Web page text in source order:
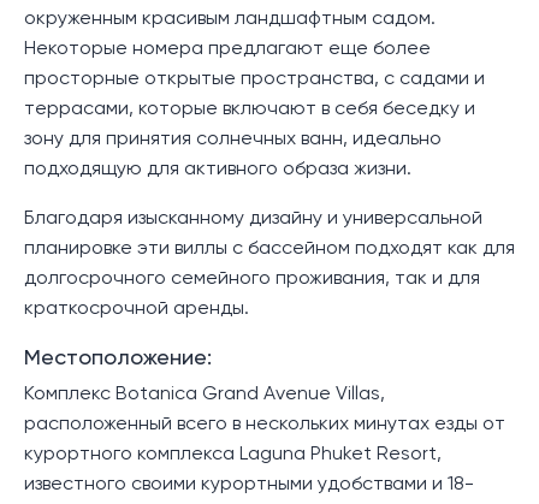
окруженным красивым ландшафтным садом.
Некоторые номера предлагают еще более
просторные открытые пространства, с садами и
террасами, которые включают в себя беседку и
зону для принятия солнечных ванн, идеально
подходящую для активного образа жизни.
Благодаря изысканному дизайну и универсальной
планировке эти виллы с бассейном подходят как для
долгосрочного семейного проживания, так и для
краткосрочной аренды.
Местоположение:
Комплекс Botanica Grand Avenue Villas,
расположенный всего в нескольких минутах езды от
курортного комплекса Laguna Phuket Resort,
известного своими курортными удобствами и 18-